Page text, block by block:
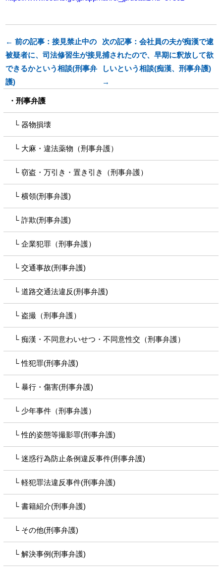
← 前の記事：接見禁止中の
被疑者に、司法修習生が接見
できるかという相談(刑事弁
護)
次の記事：会社員の夫が痴漢で逮
捕されたので、早期に釈放して欲
しいという相談(痴漢、刑事弁護)
→
刑事弁護
器物損壊
大麻・違法薬物（刑事弁護）
窃盗・万引き・置き引き（刑事弁護）
横領(刑事弁護)
詐欺(刑事弁護)
企業犯罪（刑事弁護）
交通事故(刑事弁護)
道路交通法違反(刑事弁護)
盗撮（刑事弁護）
痴漢・不同意わいせつ・不同意性交（刑事弁護）
性犯罪(刑事弁護)
暴行・傷害(刑事弁護)
少年事件（刑事弁護）
性的姿態等撮影罪(刑事弁護)
迷惑行為防止条例違反事件(刑事弁護)
軽犯罪法違反事件(刑事弁護)
書籍紹介(刑事弁護)
その他(刑事弁護)
解決事例(刑事弁護)